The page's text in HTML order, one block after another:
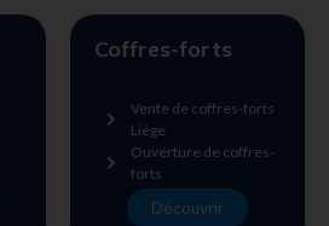
Coffres-forts
Vente de coffres-forts
Liège
Ouverture de coffres-
forts
Découvrir